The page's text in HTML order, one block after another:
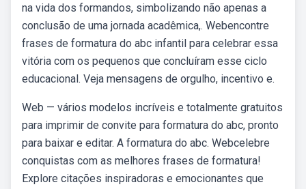
na vida dos formandos, simbolizando não apenas a
conclusão de uma jornada acadêmica,. Webencontre
frases de formatura do abc infantil para celebrar essa
vitória com os pequenos que concluíram esse ciclo
educacional. Veja mensagens de orgulho, incentivo e.
Web — vários modelos incríveis e totalmente gratuitos
para imprimir de convite para formatura do abc, pronto
para baixar e editar. A formatura do abc. Webcelebre
conquistas com as melhores frases de formatura!
Explore citações inspiradoras e emocionantes que